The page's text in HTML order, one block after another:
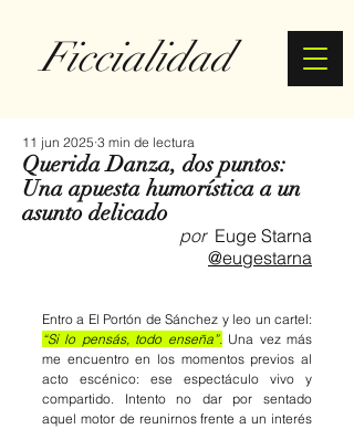
Ficcialidad
Querida Danza, dos puntos:
Una apuesta humorística a un
asunto delicado
11 jun 2025 3 min de lectura
por
  Euge Starna
@eugestarna
“Si lo pensás, todo enseña”. Una vez más
me encuentro en los momentos previos al
acto escénico: ese espectáculo vivo y
compartido. Intento no dar por sentado
aquel motor de reunirnos frente a un interés